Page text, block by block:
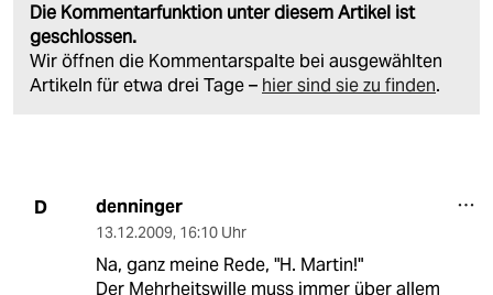
Die Kommentarfunktion unter diesem Artikel ist
geschlossen.
Wir öffnen die Kommentarspalte bei ausgewählten
Artikeln für etwa drei Tage – hier sind sie zu finden.
D denninger
13.12.2009, 16:10 Uhr
Na, ganz meine Rede, "H. Martin!"
Der Mehrheitswille muss immer über allem